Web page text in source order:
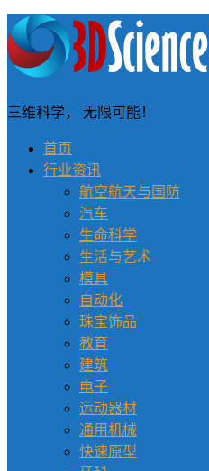
三维科学， 无限可能！
首页
行业资讯
航空航天与国防
汽车
生命科学
生活与艺术
模具
自动化
珠宝饰品
教育
建筑
电子
运动器材
通用机械
快速原型